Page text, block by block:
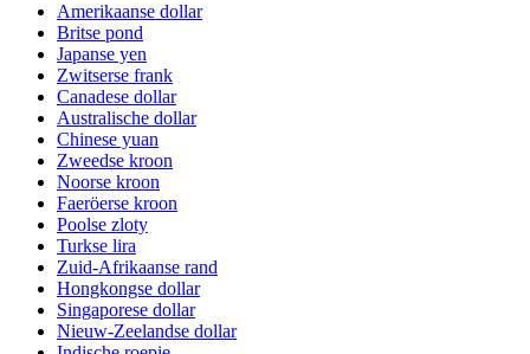
Amerikaanse dollar
Britse pond
Japanse yen
Zwitserse frank
Canadese dollar
Australische dollar
Chinese yuan
Zweedse kroon
Noorse kroon
Faeröerse kroon
Poolse zloty
Turkse lira
Zuid-Afrikaanse rand
Hongkongse dollar
Singaporese dollar
Nieuw-Zeelandse dollar